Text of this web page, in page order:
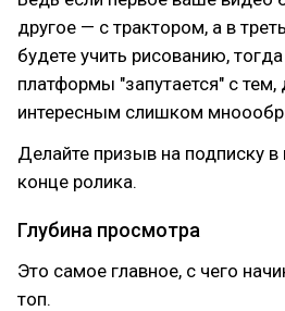
другое — с трактором, а в
будете учить рисованию,
платформы "запутается" с тем,
интересным слишком
Делайте призыв на подписку в
конце ролика.
Глубина просмотра
Это самое главное, с чего
топ.